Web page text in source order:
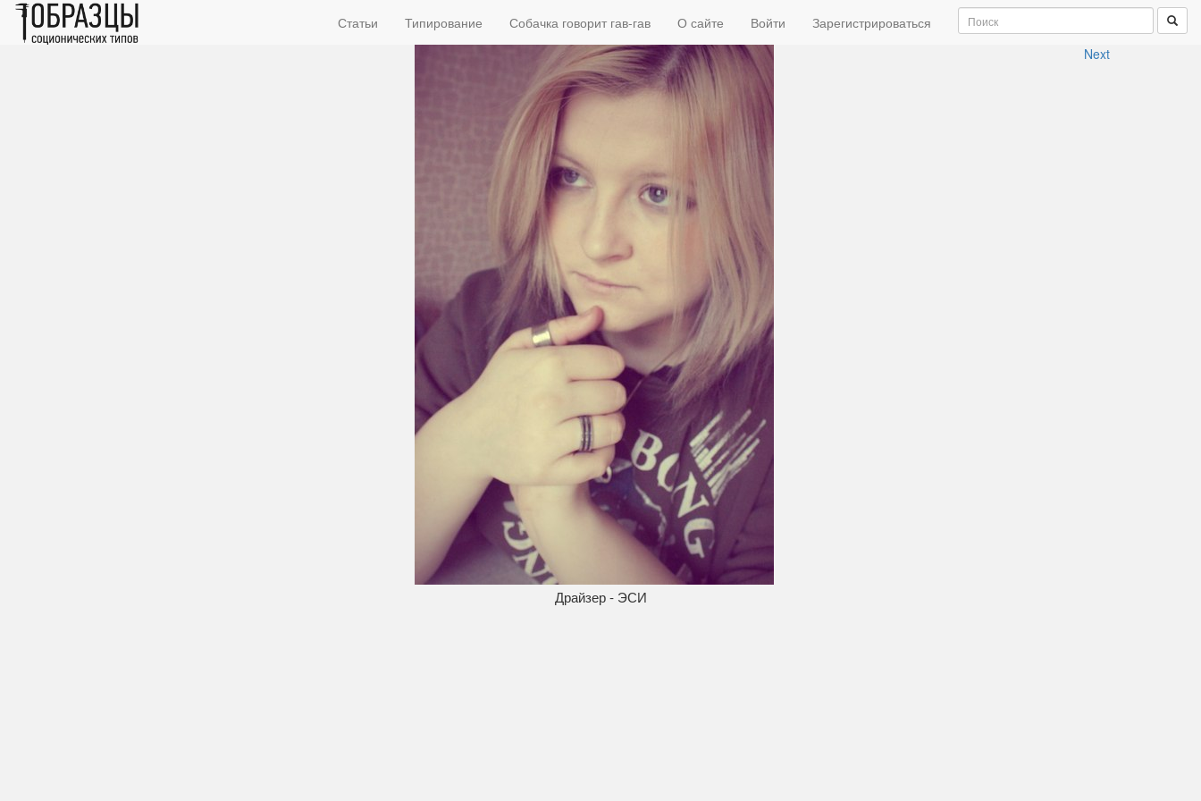
Статьи Типирование Собачка говорит гав-гав О сайте Войти
Зарегистрироваться
Next
Драйзер - ЭСИ